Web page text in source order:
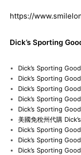
https://
Dick’s Sporting
Dick’s Sporting
Dick’s Sporting
Dick’s Sporting
Dick’s Sporting
Dick’s Sporting
美國免稅州代購
Dick’s Sporting
Dick’s Sporting
Dick’s Sporting